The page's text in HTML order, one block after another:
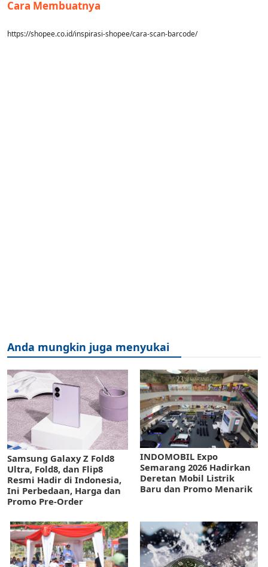
Cara Membuatnya
https://shopee.co.id/inspirasi-shopee/cara-scan-barcode/
Anda mungkin juga menyukai
Samsung Galaxy Z Fold8
Ultra, Fold8, dan Flip8
Resmi Hadir di Indonesia,
Ini Perbedaan, Harga dan
Promo Pre-Order
INDOMOBIL Expo
Semarang 2026 Hadirkan
Deretan Mobil Listrik
Baru dan Promo Menarik